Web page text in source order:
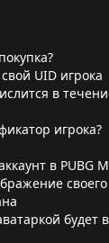
UID игрока
в
игрока?
в PUBG
будет